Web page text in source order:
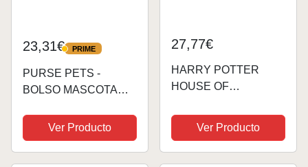
23,31€ PRIME
PRIME
PURSE PETS -
BOLSO MASCOTA
Wizarding World, Harry
Potter - Bolso niña y
Mascota Interactiva
Ver Producto
27,77€
HARRY POTTER
HOUSE OF
de Deporte, Mochila,
Ideal para Niños de
Diferentes Edades,
Ver Producto